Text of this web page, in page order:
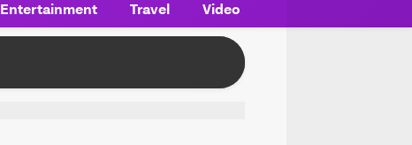
Entertainment Travel Video